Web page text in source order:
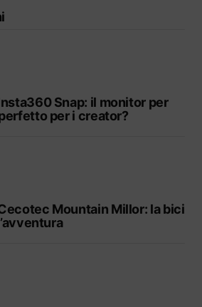
Snap: il monitor per
per i creator?
Mountain Millor: la bici